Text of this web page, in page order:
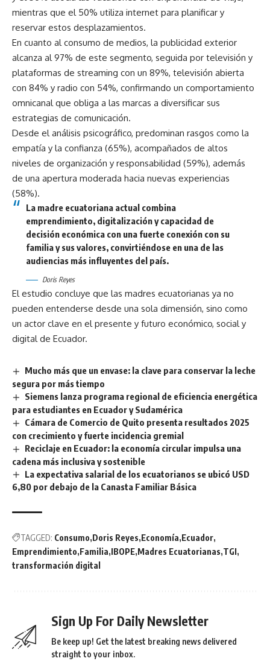
mientras que el 50% utiliza internet para planificar y
reservar estos desplazamientos.
En cuanto al consumo de medios, la publicidad exterior
alcanza al 97% de este segmento, seguida por televisión y
plataformas de streaming con un 89%, televisión abierta
con 84% y radio con 54%, confirmando un comportamiento
omnicanal que obliga a las marcas a diversificar sus
estrategias de comunicación.
Desde el análisis psicográfico, predominan rasgos como la
empatía y la confianza (65%), acompañados de altos
niveles de organización y responsabilidad (59%), además
de una apertura moderada hacia nuevas experiencias
(58%).
La madre ecuatoriana actual combina
emprendimiento, digitalización y capacidad de
decisión económica con una fuerte conexión con su
familia y sus valores, convirtiéndose en una de las
audiencias más influyentes del país.
Doris Reyes
El estudio concluye que las madres ecuatorianas ya no
pueden entenderse desde una sola dimensión, sino como
un actor clave en el presente y futuro económico, social y
digital de Ecuador.
Mucho más que un envase: la clave para conservar la leche
segura por más tiempo
Siemens lanza programa regional de eficiencia energética
para estudiantes en Ecuador y Sudamérica
Cámara de Comercio de Quito presenta resultados 2025
con crecimiento y fuerte incidencia gremial
Reciclaje en Ecuador: la economía circular impulsa una
cadena más inclusiva y sostenible
La expectativa salarial de los ecuatorianos se ubicó USD
6,80 por debajo de la Canasta Familiar Básica
TAGGED: Consumo Doris Reyes Economía Ecuador
Emprendimiento Familia IBOPE Madres Ecuatorianas TGI
transformación digital
Sign Up For Daily Newsletter
Be keep up! Get the latest breaking news delivered
straight to your inbox.